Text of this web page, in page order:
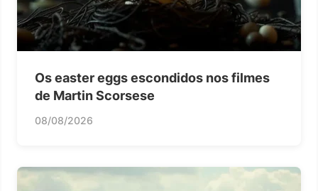
Os easter eggs escondidos nos filmes
de Martin Scorsese
08/08/2026